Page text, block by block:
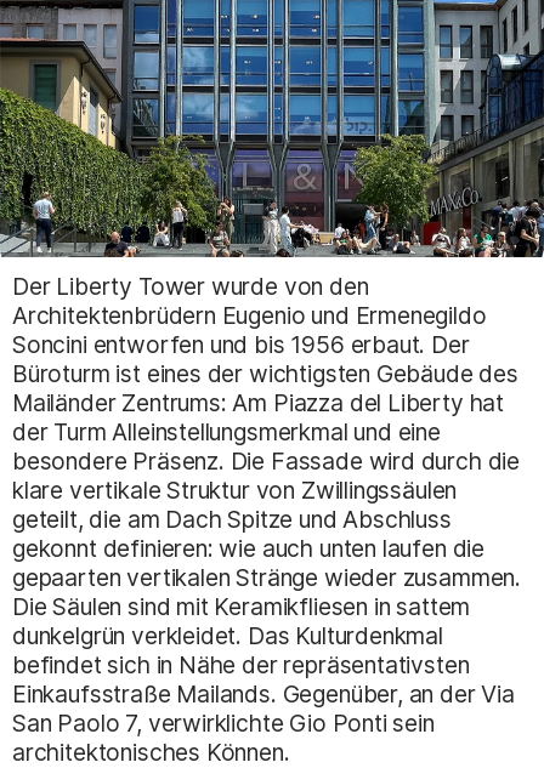
Der Liberty Tower wurde von den
Architektenbrüdern Eugenio und Ermenegildo
Soncini entworfen und bis 1956 erbaut. Der
Büroturm ist eines der wichtigsten Gebäude des
Mailänder Zentrums: Am Piazza del Liberty hat
der Turm Alleinstellungsmerkmal und eine
besondere Präsenz. Die Fassade wird durch die
klare vertikale Struktur von Zwillingssäulen
geteilt, die am Dach Spitze und Abschluss
gekonnt definieren: wie auch unten laufen die
gepaarten vertikalen Stränge wieder zusammen.
Die Säulen sind mit Keramikfliesen in sattem
dunkelgrün verkleidet. Das Kulturdenkmal
befindet sich in Nähe der repräsentativsten
Einkaufsstraße Mailands. Gegenüber, an der Via
San Paolo 7, verwirklichte Gio Ponti sein
architektonisches Können.